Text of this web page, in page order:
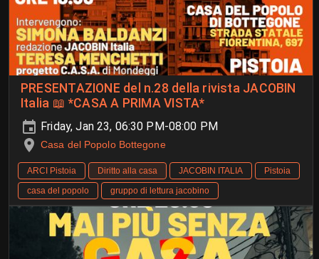
PRESENTAZIONE del n.28 della rivista JACOBIN
Italia 📖 *CASA A PRIMA VISTA*
Friday, Jan 23, 06:30 PM-08:00 PM
Casa del Popolo Bottegone
ARCI Pistoia Diritto alla casa JACOBIN ITALIA
Pistoia
casa del popolo
gruppo di lettura jacobino